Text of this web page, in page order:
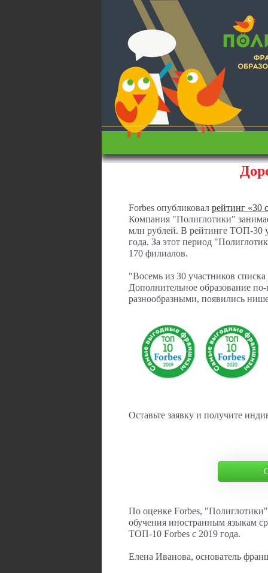
Forbes опубликовал рейтинг «30
Компания "Полиглотики"
млн рублей. В рейтинге ТОП-30
года. За этот период
170 филиалов.
"Восемь из 30 участников
Дополнительное образование
разнообразными, появились
Оставьте заявку и получите
По оценке Forbes,
обучения иностранным языкам
ТОП-10 Forbes с 2019 года.
Елена Иванова, основатель